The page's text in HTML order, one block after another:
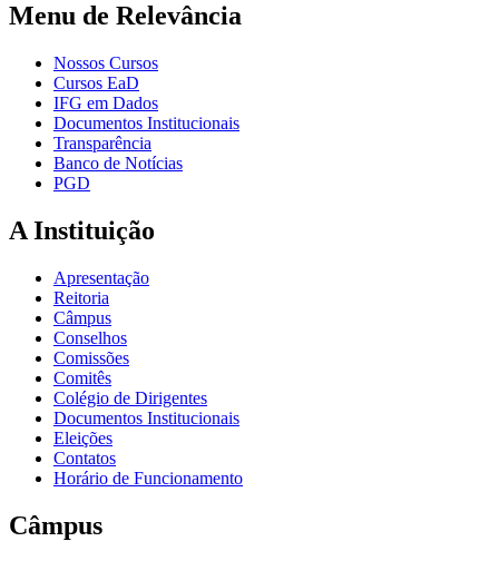
Menu de Relevância
Nossos Cursos
Cursos EaD
IFG em Dados
Documentos Institucionais
Transparência
Banco de Notícias
PGD
A Instituição
Apresentação
Reitoria
Câmpus
Conselhos
Comissões
Comitês
Colégio de Dirigentes
Documentos Institucionais
Eleições
Contatos
Horário de Funcionamento
Câmpus